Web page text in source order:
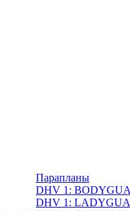
Парапланы
DHV 1:
DHV 1: